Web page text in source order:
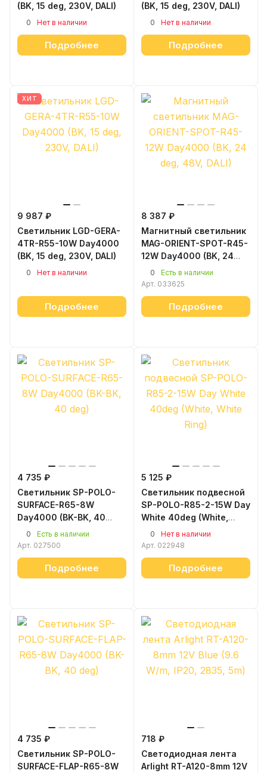
(BK, 15 deg, 230V, DALI)
0 Нет в наличии
Подробнее
(BK, 15 deg, 230V, DALI)
0 Нет в наличии
Подробнее
ХИТ
9 987 ₽
Светильник LGD-GERA-
4TR-R55-10W Day4000
(BK, 15 deg, 230V, DALI)
0 Нет в наличии
Подробнее
8 387 ₽
Магнитный светильник
MAG-ORIENT-SPOT-R45-
12W Day4000 (BK, 24
deg, 48V, DALI)
0
Есть в наличии
Арт. 033625
Подробнее
4 735 ₽
Светильник SP-POLO-
SURFACE-R65-8W
Day4000 (BK-BK, 40
deg)
0
Есть в наличии
Арт. 027500
Подробнее
5 125 ₽
Светильник подвесной
SP-POLO-R85-2-15W Day
White 40deg (White,
White Ring)
0
Нет в наличии
Арт. 022948
Подробнее
4 735 ₽
Светильник SP-POLO-
SURFACE-FLAP-R65-8W
718 ₽
Светодиодная лента
Arlight RT-A120-8mm 12V